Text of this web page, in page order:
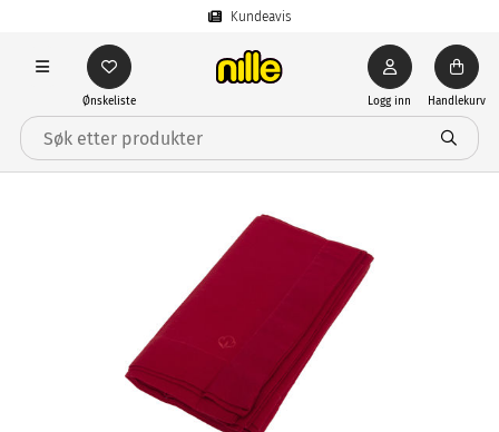
Kundeavis
Ønskeliste Logg inn Handlekurv